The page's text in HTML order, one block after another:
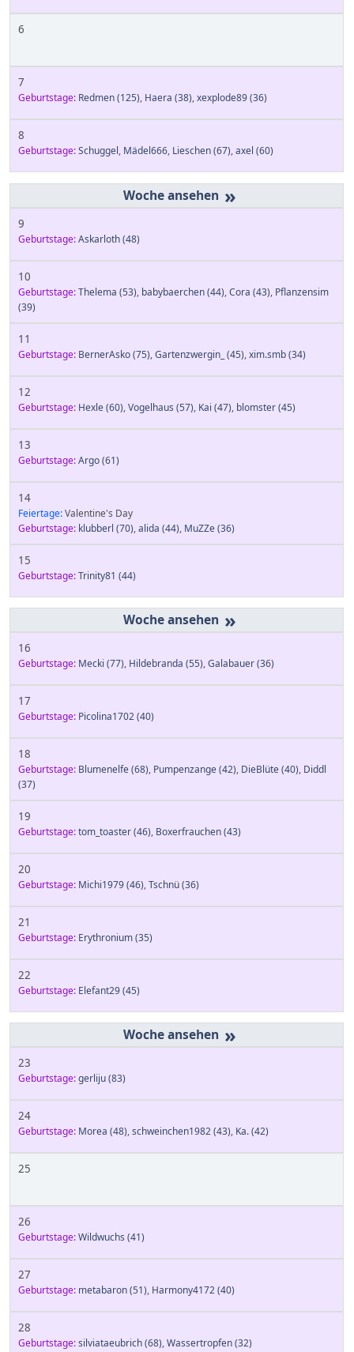
6
7
Geburtstage: Redmen(125), Haera (38),xexplode89(36)
8
Geburtstage:Schuggel, Mädel666, Lieschen(67),axel (60)
»
9
Geburtstage:Askarloth(48)
10
Geburtstage:Thelema (53), babybaerchen(44),Cora (43), Pflanzensim
(39)
11
Geburtstage: BernerAsko(75),Gartenzwergin_ (45),xim.smb(34)
12
Geburtstage: Hexle(60),Vogelhaus (57), Kai (47), blomster(45)
13
Geburtstage:Argo(61)
14
Feiertage:Valentine's Day
Geburtstage: klubberl (70),alida (44), MuZZe(36)
15
Geburtstage:Trinity81 (44)
»
16
Geburtstage: Mecki (77), Hildebranda (55),Galabauer(36)
17
Geburtstage: Picolina1702(40)
18
Geburtstage: Blumenelfe(68), Pumpenzange(42), DieBlüte(40), Diddl
(37)
19
Geburtstage:tom_toaster(46), Boxerfrauchen(43)
20
Geburtstage: Michi1979(46),Tschnü(36)
21
Geburtstage: Erythronium(35)
22
Geburtstage: Elefant29(45)
»
23
Geburtstage:gerliju(83)
24
Geburtstage: Morea (48),schweinchen1982(43), Ka.(42)
25
26
Geburtstage:Wildwuchs (41)
27
Geburtstage: metabaron(51), Harmony4172(40)
28
Geburtstage:silviataeubrich(68),Wassertropfen(32)